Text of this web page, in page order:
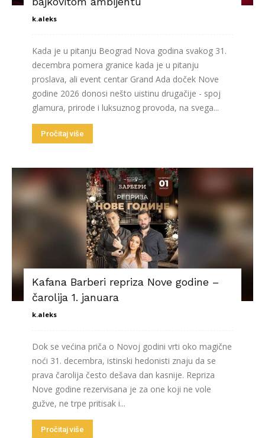
k.aleks
Kada je u pitanju Beograd Nova godina svakog 31.
decembra pomera granice kada je u pitanju
proslava, ali event centar Grand Ada doček Nove
godine 2026 donosi nešto uistinu drugačije - spoj
glamura, prirode i luksuznog provoda, na svega...
Pročitaj više
Kafana Barberi repriza Nove godine –
čarolija 1. januara
k.aleks
Dok se većina priča o Novoj godini vrti oko magične
noći 31. decembra, istinski hedonisti znaju da se
prava čarolija često dešava dan kasnije. Repriza
Nove godine rezervisana je za one koji ne vole
gužve, ne trpe pritisak i...
Pročitaj više